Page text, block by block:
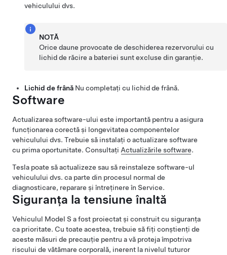
vehiculului dvs.
NOTĂ
Orice daune provocate de deschiderea rezervorului cu
lichid de răcire a bateriei sunt excluse din garanție.
Lichid de frână Nu completați cu lichid de frână.
Software
Actualizarea software-ului este importantă pentru a asigura
funcționarea corectă și longevitatea componentelor
vehiculului dvs. Trebuie să instalați o actualizare software
cu prima oportunitate. Consultați Actualizările software.
Tesla poate să actualizeze sau să reinstaleze software-ul
vehiculului dvs. ca parte din procesul normal de
diagnosticare, reparare și întreținere în Service.
Siguranța la tensiune înaltă
Vehiculul Model S a fost proiectat și construit cu siguranța
ca prioritate. Cu toate acestea, trebuie să fiți conștienți de
aceste măsuri de precauție pentru a vă proteja împotriva
riscului de vătămare corporală, inerent la nivelul tuturor